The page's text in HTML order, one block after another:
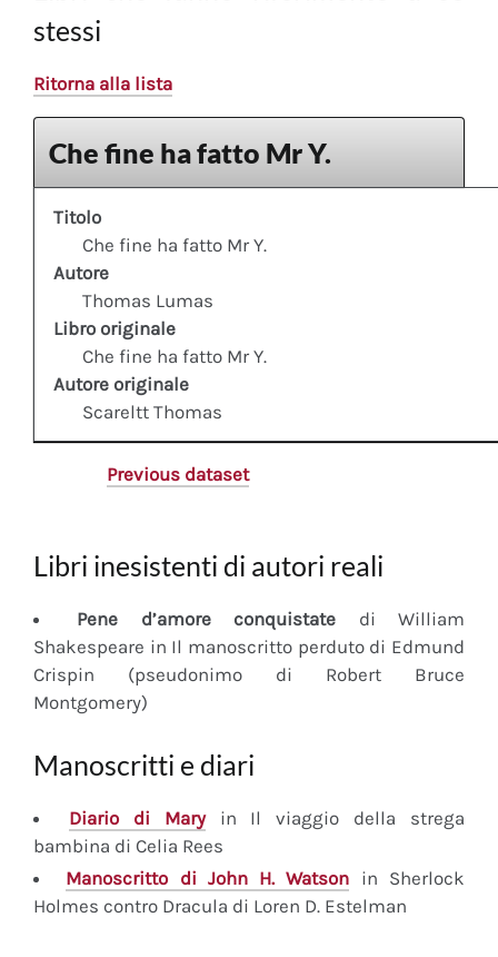
stessi
Ritorna alla lista
Che fine ha fatto Mr Y.
Titolo
Che fine ha fatto Mr Y.
Autore
Thomas Lumas
Libro originale
Che fine ha fatto Mr Y.
Autore originale
Scareltt Thomas
Previous dataset
Libri inesistenti di autori reali
Pene d’amore conquistate di William
Shakespeare in Il manoscritto perduto di Edmund
Crispin (pseudonimo di Robert Bruce
Montgomery)
Manoscritti e diari
Diariodi Maryin Il viaggio della strega
bambina di Celia Rees
Manoscritto di John H. Watson in Sherlock
Holmes contro Dracula di Loren D. Estelman